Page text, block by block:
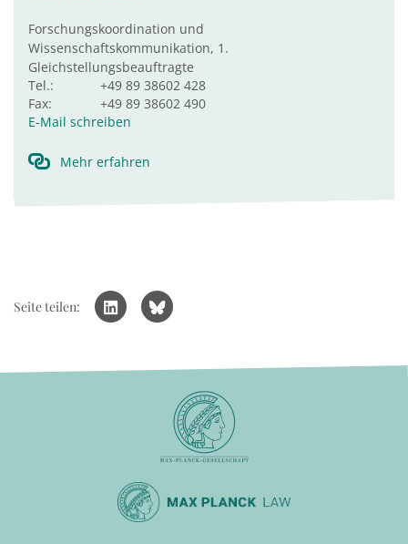
Forschungskoordination und
Wissenschaftskommunikation, 1.
Gleichstellungsbeauftragte
Tel.:
+49 89 38602 428
Fax:
+49 89 38602 490
E-Mail schreiben
Mehr erfahren
Seite teilen: